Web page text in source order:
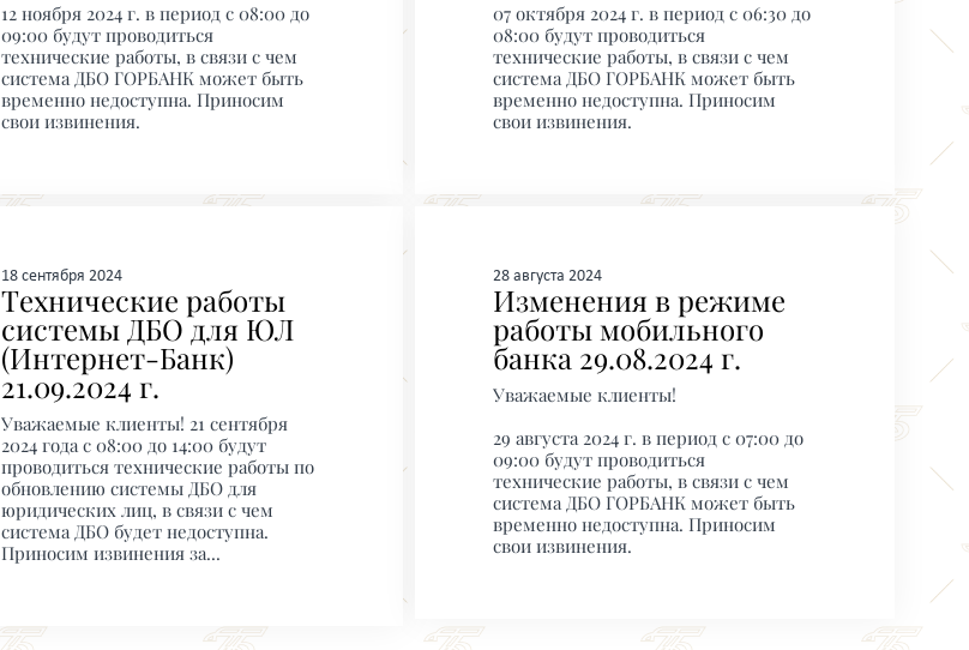
12 ноября 2024 г. в период с 08:00 до
09:00 будут проводиться
технические работы, в связи с чем
система ДБО ГОРБАНК может быть
временно недоступна. Приносим
свои извинения.
07 октября 2024 г. в период с 06:30 до
08:00 будут проводиться
технические работы, в связи с чем
система ДБО ГОРБАНК может быть
временно недоступна. Приносим
свои извинения.
18 сентября 2024
Технические работы
системы ДБО для ЮЛ
(Интернет-Банк)
21.09.2024 г.
Уважаемые клиенты! 21 сентября
2024 года с 08:00 до 14:00 будут
проводиться технические работы по
обновлению системы ДБО для
юридических лиц, в связи с чем
система ДБО будет недоступна.
Приносим извинения за...
28 августа 2024
Изменения в режиме
работы мобильного
банка 29.08.2024 г.
Уважаемые клиенты!
29 августа 2024 г. в период с 07:00 до
09:00 будут проводиться
технические работы, в связи с чем
система ДБО ГОРБАНК может быть
временно недоступна. Приносим
свои извинения.